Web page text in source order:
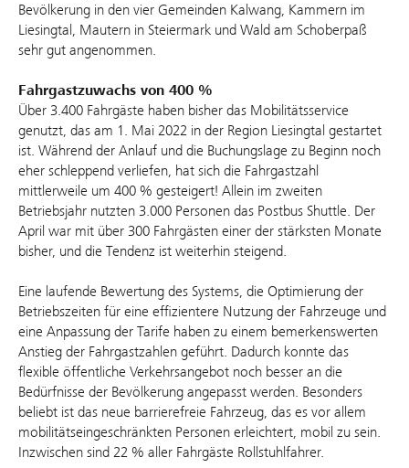
Bevölkerung in den vier Gemeinden Kalwang, Kammern im
Liesingtal, Mautern in Steiermark und Wald am Schoberpaß
sehr gut angenommen.
Fahrgastzuwachs von 400 %
Über 3.400 Fahrgäste haben bisher das Mobilitätsservice
genutzt, das am 1. Mai 2022 in der Region Liesingtal gestartet
ist. Während der Anlauf und die Buchungslage zu Beginn noch
eher schleppend verliefen, hat sich die Fahrgastzahl
mittlerweile um 400 % gesteigert! Allein im zweiten
Betriebsjahr nutzten 3.000 Personen das Postbus Shuttle. Der
April war mit über 300 Fahrgästen einer der stärksten Monate
bisher, und die Tendenz ist weiterhin steigend.
Eine laufende Bewertung des Systems, die Optimierung der
Betriebszeiten für eine effizientere Nutzung der Fahrzeuge und
eine Anpassung der Tarife haben zu einem bemerkenswerten
Anstieg der Fahrgastzahlen geführt. Dadurch konnte das
flexible öffentliche Verkehrsangebot noch besser an die
Bedürfnisse der Bevölkerung angepasst werden. Besonders
beliebt ist das neue barrierefreie Fahrzeug, das es vor allem
mobilitätseingeschränkten Personen erleichtert, mobil zu sein.
Inzwischen sind 22 % aller Fahrgäste Rollstuhlfahrer.